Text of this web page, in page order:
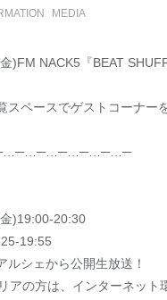
MEDIA
)FM NACK5『BEAT
スペースでゲストコーナー
)19:00-20:30
19:55
シェから公開生放送！
アの方は、インターネット